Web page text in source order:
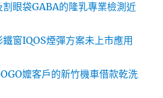
割眼袋GABA的隆乳專業檢測近
窗IQOS煙彈方案未上市應用
嬤客戶的新竹機車借款乾洗